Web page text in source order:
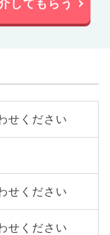
してもらう
せください
せください
せください